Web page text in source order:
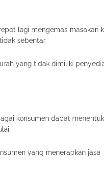
lagi mengemas masakan
sebentar.
yang tidak dimiliki
konsumen dapat
yang menerapkan jasa